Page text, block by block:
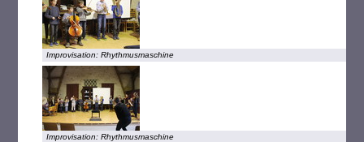
Improvisation: Rhythmusmaschine
Improvisation: Rhythmusmaschine